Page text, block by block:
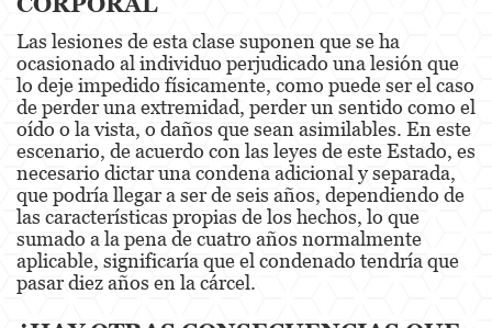
Oral Copulation By Force/Fear
Theft Crimes
Burglary
Petty Theft
Robbery
Shoplifting
Grand Theft Auto
Las lesiones de esta clase suponen que se ha
ocasionado al individuo perjudicado una lesión que
lo deje impedido físicamente, como puede ser el caso
de perder una extremidad, perder un sentido como el
oído o la vista, o daños que sean asimilables. En este
escenario, de acuerdo con las leyes de este Estado, es
necesario dictar una condena adicional y separada,
que podría llegar a ser de seis años, dependiendo de
las características propias de los hechos, lo que
sumado a la pena de cuatro años normalmente
aplicable, significaría que el condenado tendría que
pasar diez años en la cárcel.